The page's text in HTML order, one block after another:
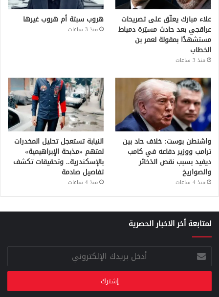
علاء مبارك يعلّق على تصريحات
عراقجي بعد حادث مسيّرة دمياط
مستشهدًا بمقولة لعمر بن
الخطاب
منذ 3 ساعات
هروب سبتة أم هروب غيرها
منذ 3 ساعات
واشنطن بوست: خلاف حاد بين
ترامب ووزير دفاعه في كامب
ديفيد بسبب نقص الذخائر
والصواريخ
منذ 4 ساعات
النيابة تستعجل تحليل المخدرات
لمتهم «مذبحة الإبراهيمية»
بالإسكندرية.. وتحقيقات تكشف
تفاصيل صادمة
منذ 4 ساعات
لمتابعة أخر الاخبار الحصرية
أدخل
بريدك
الإلكتروني